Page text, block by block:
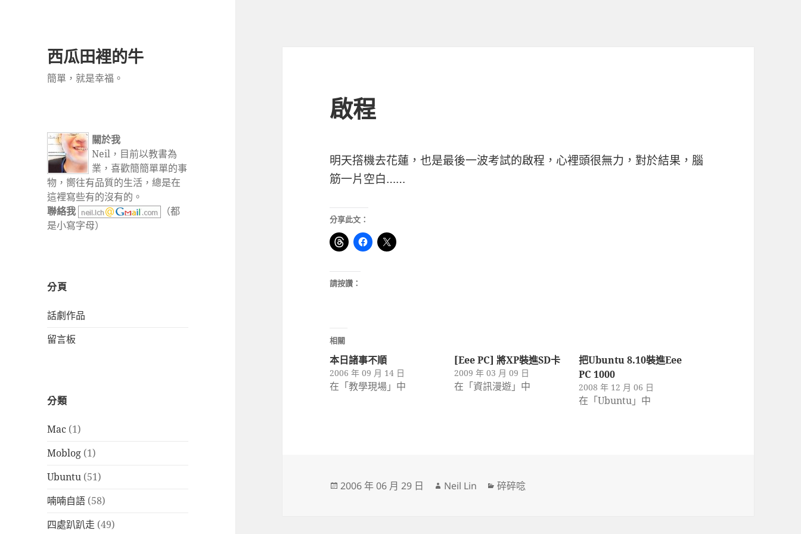
西瓜田裡的牛
簡單，就是幸福。
關於我
Neil，目前以教書為
業，喜歡簡簡單單的事
物，嚮往有品質的生活，總是在
這裡寫些有的沒有的。
聯絡我
（都
是小寫字母）
分頁
話劇作品
留言板
分類
Mac (1)
Moblog (1)
Ubuntu (51)
喃喃自語 (58)
四處趴趴走 (49)
啟程
明天撘機去花蓮，也是最後一波考試的啟程，心裡頭很無力，對於結果，腦
筋一片空白……
分享此文：
請按讚：
相關
本日諸事不順
2006 年 09 月 14 日
在「教學現場」中
[Eee PC] 將XP裝進SD卡
2009 年 03 月 09 日
在「資訊漫遊」中
把Ubuntu 8.10裝進Eee
PC 1000
2008 年 12 月 06 日
在「Ubuntu」中
發
2006 年 06 月 29 日
作
Neil Lin
分
碎碎唸